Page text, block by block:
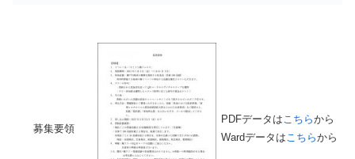
募集要領
PDFデータはこちらから
Wardデータはこちらから